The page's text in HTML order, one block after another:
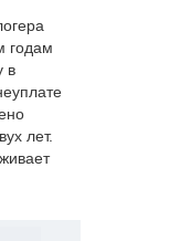
годам
в
лет.